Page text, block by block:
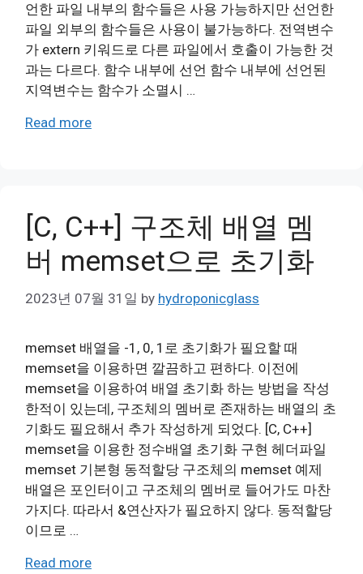
언한 파일 내부의 함수들은 사용 가능하지만 선언한
파일 외부의 함수들은 사용이 불가능하다. 전역변수
가 extern 키워드로 다른 파일에서 호출이 가능한 것
과는 다르다. 함수 내부에 선언 함수 내부에 선언된
지역변수는 함수가 소멸시 …
Read more
[C, C++] 구조체 배열 멤
버 memset으로 초기화
2023년 07월 31일 by hydroponicglass
memset 배열을 -1, 0, 1로 초기화가 필요할 때
memset을 이용하면 깔끔하고 편하다. 이전에
memset을 이용하여 배열 초기화 하는 방법을 작성
한적이 있는데, 구조체의 멤버로 존재하는 배열의 초
기화도 필요해서 추가 작성하게 되었다. [C, C++]
memset을 이용한 정수배열 초기화 구현 헤더파일
memset 기본형 동적할당 구조체의 memset 예제
배열은 포인터이고 구조체의 멤버로 들어가도 마찬
가지다. 따라서 &연산자가 필요하지 않다. 동적할당
이므로 …
Read more